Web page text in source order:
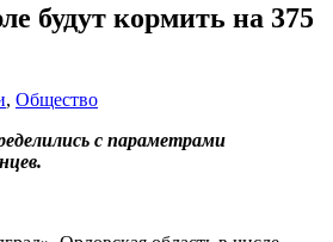
будут кормить на 375
, Общество
с параметрами